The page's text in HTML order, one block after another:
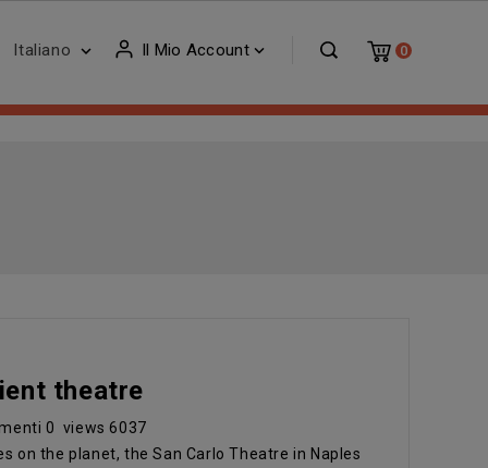
0
Il Mio Account 
Italiano 
theatre
0 views6037
on the planet, the San Carlo Theatre in Naples